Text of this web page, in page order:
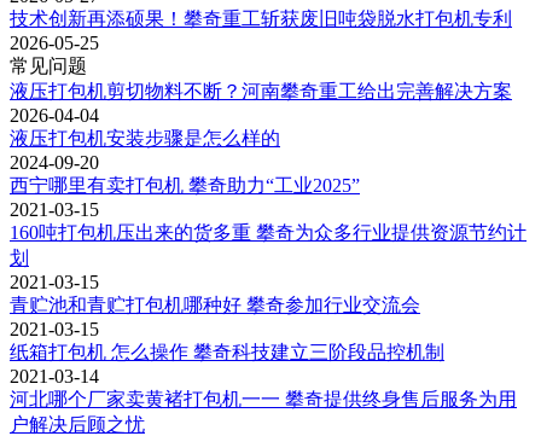
技术创新再添硕果！攀奇重工斩获废旧吨袋脱水打包机专利
2026-05-25
常见问题
液压打包机剪切物料不断？河南攀奇重工给出完善解决方案
2026-04-04
液压打包机安装步骤是怎么样的
2024-09-20
西宁哪里有卖打包机 攀奇助力“工业2025”
2021-03-15
160吨打包机压出来的货多重 攀奇为众多行业提供资源节约计
划
2021-03-15
青贮池和青贮打包机哪种好 攀奇参加行业交流会
2021-03-15
纸箱打包机 怎么操作 攀奇科技建立三阶段品控机制
2021-03-14
河北哪个厂家卖黄褚打包机一一 攀奇提供终身售后服务为用
户解决后顾之忧